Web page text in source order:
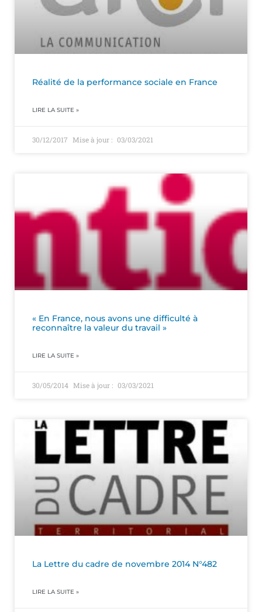
Réalité de la performance sociale en France
LIRE LA SUITE »
30/12/2017 03/03/2021
« En France, nous avons une difficulté à
reconnaître la valeur du travail »
LIRE LA SUITE »
30/05/2014 03/03/2021
La Lettre du cadre de novembre 2014 N°482
LIRE LA SUITE »